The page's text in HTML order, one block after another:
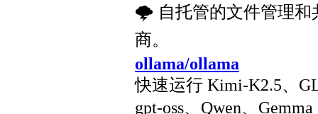
🌩 自托管的文件管理和
商。
ollama/ollama
快速运行 Kimi-K2.5、
gpt-oss、Qwen、